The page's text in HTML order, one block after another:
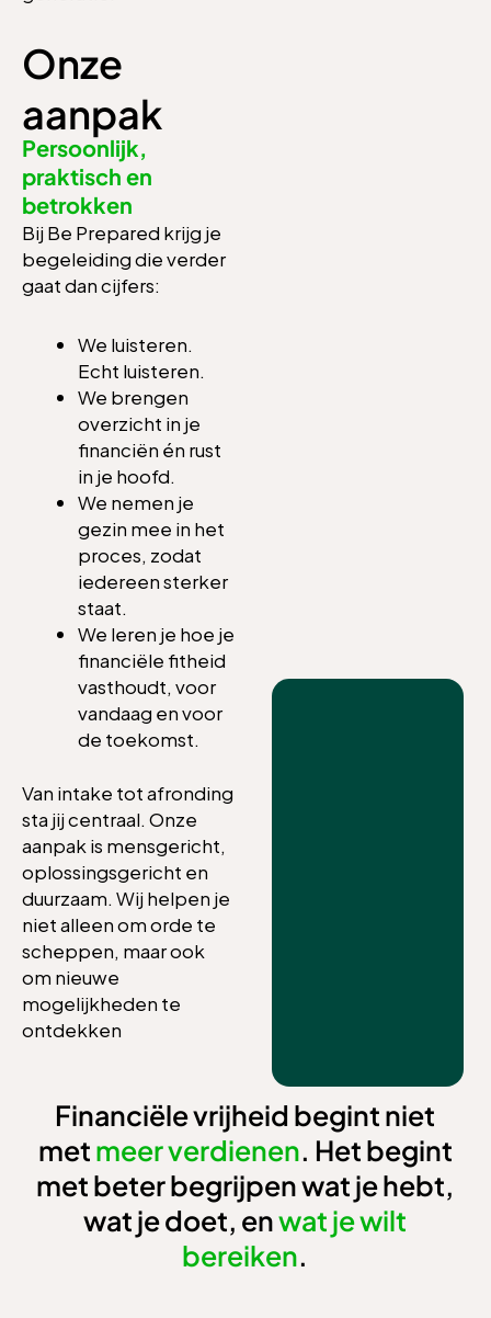
Onze
aanpak
Persoonlijk,
praktisch en
betrokken
Bij Be Prepared krijg je
begeleiding die verder
gaat dan cijfers:
We luisteren.
Echt luisteren.
We brengen
overzicht in je
financiën én rust
in je hoofd.
We nemen je
gezin mee in het
proces, zodat
iedereen sterker
staat.
We leren je hoe je
financiële fitheid
vasthoudt, voor
vandaag en voor
de toekomst.
Van intake tot afronding
sta jij centraal. Onze
aanpak is mensgericht,
oplossingsgericht en
duurzaam. Wij helpen je
niet alleen om orde te
scheppen, maar ook
om nieuwe
mogelijkheden te
ontdekken
Financiële vrijheid begint niet
metmeer verdienen. Het begint
met beter begrijpen wat je hebt,
wat je doet, enwat je wilt
bereiken.